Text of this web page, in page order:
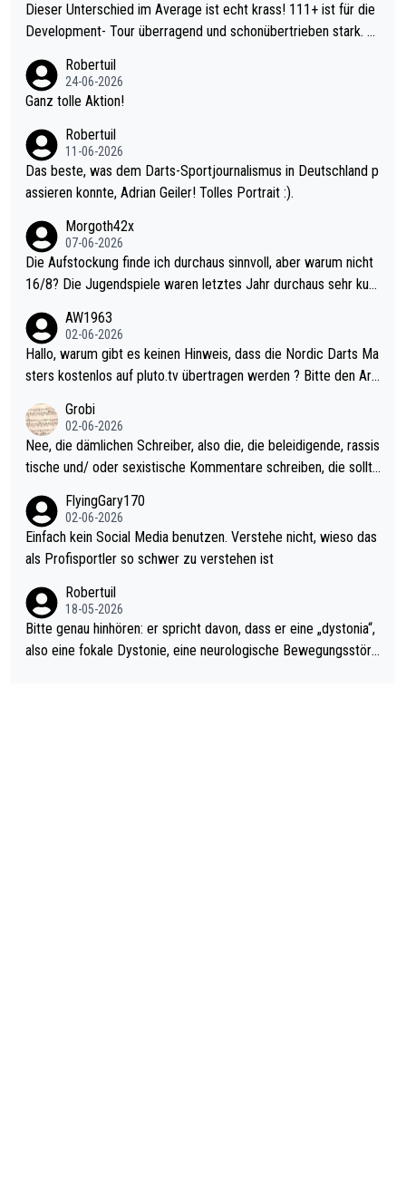
Dieser Unterschied im Average ist echt krass! 111+ ist für die
Development- Tour überragend und schonübertrieben stark. U
mal 40+ erst recht. Da gewinnst keinen Blumentopf - ist ja noc
h krasser wie ein Pokalspiel eines Kreisligisten vs einem Bund
Robertuil
24-06-2026
Ganz tolle Aktion!
Robertuil
11-06-2026
Das beste, was dem Darts-Sportjournalismus in Deutschland p
assieren konnte, Adrian Geiler! Tolles Portrait :).
Morgoth42x
07-06-2026
Die Aufstockung finde ich durchaus sinnvoll, aber warum nicht
16/8? Die Jugendspiele waren letztes Jahr durchaus sehr kurz
Allerdings ist Mitchell Lawrie als Nummer 1 der Welt eh qualifi
ziert. Somit ändert die automatische Qualifikation des Weltmei
sters erstmal nichts. Ich denke sie wollen damit für nächstes J
ohl wenig WDF Turniere spielen. Dies war bei Archie Self letzt
es Jahr der Fall. Er musste als amtierender Weltmeister durch
den Qualifier und ich glaube kaum, dass Mitchel sich das (in Ve
el hat.
AW1963
02-06-2026
Hallo, warum gibt es keinen Hinweis, dass die Nordic Darts Ma
sters kostenlos auf pluto.tv übertragen werden ? Bitte den Arti
Grobi
02-06-2026
Nee, die dämlichen Schreiber, also die, die beleidigende, rassis
tische und/ oder sexistische Kommentare schreiben, die sollte
s Leben in den Griff kriegen. Nur eins wundert mich: Luke Little
r war doch neulich erst derjenige, der über Social Media GvV p
rovoziert hat. Und Littlers Mutter schießt öfters mal gegen Ric
FlyingGary170
02-06-2026
Einfach kein Social Media benutzen. Verstehe nicht, wieso das
als Profisportler so schwer zu verstehen ist
Robertuil
18-05-2026
Bitte genau hinhören: er spricht davon, dass er eine „dystonia“,
also eine fokale Dystonie, eine neurologische Bewegungsstöru